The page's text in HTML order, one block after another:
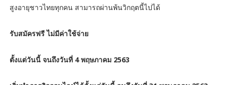
สูงอายุชาวไทยทุกคน สามารถผ่านพ้นวิกฤตนี้ไปได้
รับสมัครฟรี ไม่มีค่าใช้จ่าย
ตั้งแต่วันนี้ จนถึงวันที่ 4 พฤษภาคม 2563